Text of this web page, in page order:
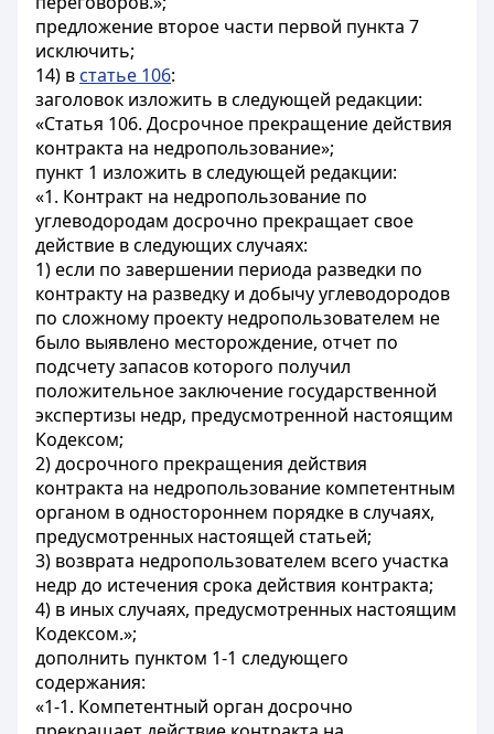
предложение второе части первой пункта 7
исключить;
14) в статье 106:
заголовок изложить в следующей редакции:
«Статья 106. Досрочное прекращение действия
контракта на недропользование»;
пункт 1 изложить в следующей редакции:
«1. Контракт на недропользование по
углеводородам досрочно прекращает свое
действие в следующих случаях:
1) если по завершении периода разведки по
контракту на разведку и добычу углеводородов
по сложному проекту недропользователем не
было выявлено месторождение, отчет по
подсчету запасов которого получил
положительное заключение государственной
экспертизы недр, предусмотренной настоящим
Кодексом;
2) досрочного прекращения действия
контракта на недропользование компетентным
органом в одностороннем порядке в случаях,
предусмотренных настоящей статьей;
3) возврата недропользователем всего участка
недр до истечения срока действия контракта;
4) в иных случаях, предусмотренных настоящим
Кодексом.»;
дополнить пунктом 1-1 следующего
содержания:
«1-1. Компетентный орган досрочно